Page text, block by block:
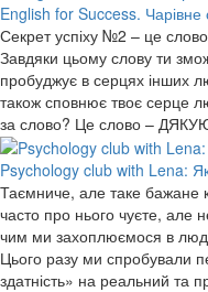
English for Success. Чарівне
Секрет успіху №2 – це
Завдяки цьому слову ти
пробуджує в серцях інших
також сповнює твоє серце
за слово? Це слово –
Psychology club with Lena:
Таємниче, але таке бажане
часто про нього чуєте, але
чим ми захоплюємося в
Цього разу ми спробували
здатність» на реальний та